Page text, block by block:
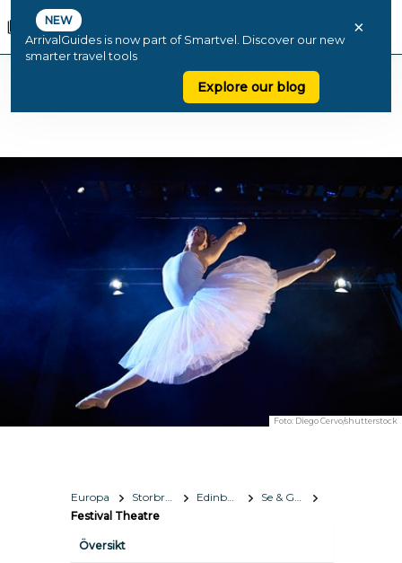
NEW
ArrivalGuides is now part of Smartvel. Discover our new
smarter travel tools
Explore our blog
×
Foto: Diego Cervo/shutterstock
Europa Storbritannien Edinburgh
Se & Göra
Festival Theatre
Översikt